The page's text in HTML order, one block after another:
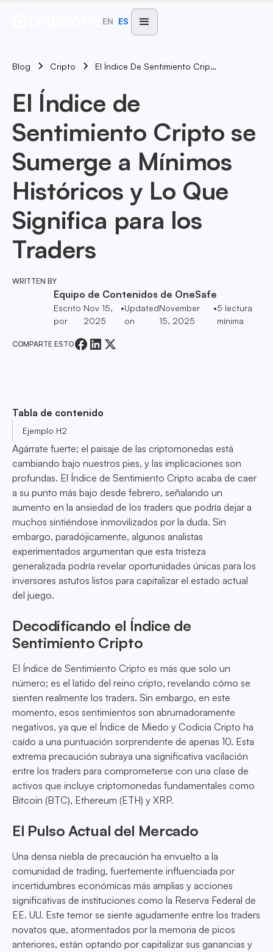
EN ES
Blog Cripto El Índice De Sentimiento Cripto Se Sumerge A Mínimos Históricos Y Lo Que Significa Para Los Traders
El Índice de
Sentimiento Cripto se
Sumerge a Mínimos
Históricos y Lo Que
Significa para los
Traders
WRITTEN BY
Equipo de Contenidos de OneSafe
Escrito
por
Nov 15,
2025
•Updated
on
November
15, 2025
•5 lectura
mínima
COMPARTE ESTO
Tabla de contenido
Ejemplo H2
Agárrate fuerte; el paisaje de las criptomonedas está
cambiando bajo nuestros pies, y las implicaciones son
profundas. El Índice de Sentimiento Cripto acaba de caer
a su punto más bajo desde febrero, señalando un
aumento en la ansiedad de los traders que podría dejar a
muchos sintiéndose inmovilizados por la duda. Sin
embargo, paradójicamente, algunos analistas
experimentados argumentan que esta tristeza
generalizada podría revelar oportunidades únicas para los
inversores astutos listos para capitalizar el estado actual
del juego.
Decodificando el Índice de
Sentimiento Cripto
El Índice de Sentimiento Cripto es más que solo un
número; es el latido del reino cripto, revelando cómo se
sienten realmente los traders. Sin embargo, en este
momento, esos sentimientos son abrumadoramente
negativos, ya que el Índice de Miedo y Codicia Cripto ha
caído a una puntuación sorprendente de apenas 10. Esta
extrema precaución subraya una significativa vacilación
entre los traders para comprometerse con una clase de
activos que incluye criptomonedas fundamentales como
Bitcoin (BTC), Ethereum (ETH) y XRP.
El Pulso Actual del Mercado
Una densa niebla de precaución ha envuelto a la
comunidad de trading, fuertemente influenciada por
incertidumbres económicas más amplias y acciones
significativas de instituciones como la Reserva Federal de
EE. UU. Este temor se siente agudamente entre los traders
novatos que, atormentados por la memoria de picos
anteriores, están optando por capitalizar sus ganancias y